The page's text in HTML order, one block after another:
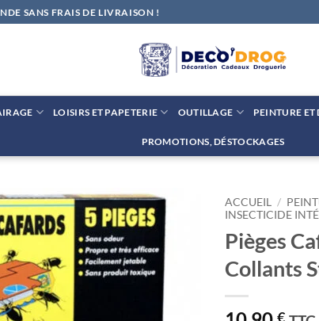
SANS FRAIS DE LIVRAISON !
LOISIRS ET PAPETERIE OUTILLAGE PEINTURE ET
PROMOTIONS, DÉSTOCKAGES
Ajouter
à la liste
de
souhaits
ACCUEIL /
INSECTICIDE
Pièges
Collants
€